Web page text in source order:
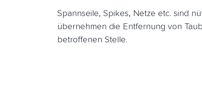
Spannseile, Spikes, Netze etc. sind
übernehmen die Entfernung von
betroffenen Stelle.